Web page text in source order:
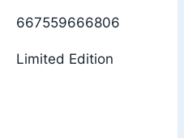
667559666806
Limited Edition